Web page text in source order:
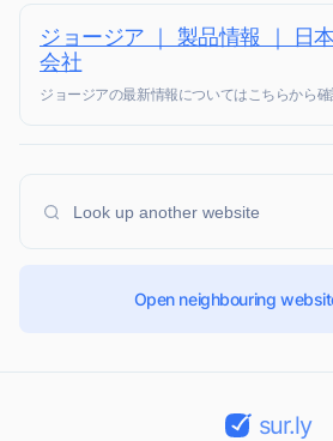
ジョージア ｜ 製品情報 ｜ 日
会社
ジョージアの最新情報についてはこちらから確
Open neighbouring
sur.ly